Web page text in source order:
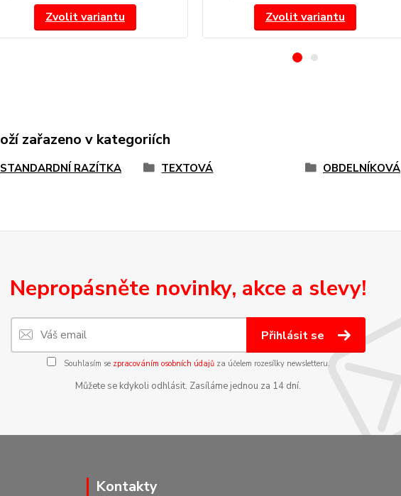
Zvolit variantu Zvolit variantu
zařazeno v kategoriích
STANDARDNÍ RAZÍTKA TEXTOVÁ OBDELNÍKOVÁ
Nepropásněte novinky, akce a slevy!
Přihlásit se
Souhlasím se zpracováním osobních údajůza účelem rozesílky newsletteru.
Můžete se kdykoli odhlásit. Zasíláme jednou za 14 dní.
Kontakty